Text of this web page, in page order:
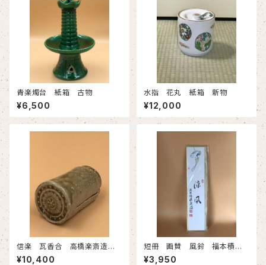
青楽燭台 紙箱 古物
¥6,500
水指 花丸 紙箱 新物
¥12,000
信楽 瓦香合 高橋楽斎造
共箱 新物
¥10,400
短冊 画賛 風鈴 福本積應
筆 新物
¥3,950